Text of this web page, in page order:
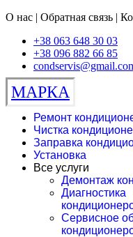
О нас | Обратная связь |
+38 063 648 30 03
+38 096 882 66 85
МАРКА
Ремонт
Чистка
Заправка
Установка
Все услуги
Демонтаж
Диагностика
Сервисное